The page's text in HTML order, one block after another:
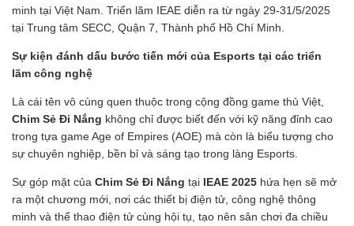
minh tại Việt Nam. Triển lãm IEAE diễn ra từ ngày 29-31/5/2025
tại Trung tâm SECC, Quận 7, Thành phố Hồ Chí Minh.
Sự kiện đánh dấu bước tiến mới của Esports tại các triển
lãm công nghệ
Là cái tên vô cùng quen thuộc trong cộng đồng game thủ Việt,
Chim Sẻ Đi Nắng không chỉ được biết đến với kỹ năng đỉnh cao
trong tựa game Age of Empires (AOE) mà còn là biểu tượng cho
sự chuyên nghiệp, bền bỉ và sáng tạo trong làng Esports.
Sự góp mặt của Chim Sẻ Đi Nắng tại IEAE 2025 hứa hẹn sẽ mở
ra một chương mới, nơi các thiết bị điện tử, công nghệ thông
minh và thể thao điện tử cùng hội tụ, tạo nên sân chơi đa chiều